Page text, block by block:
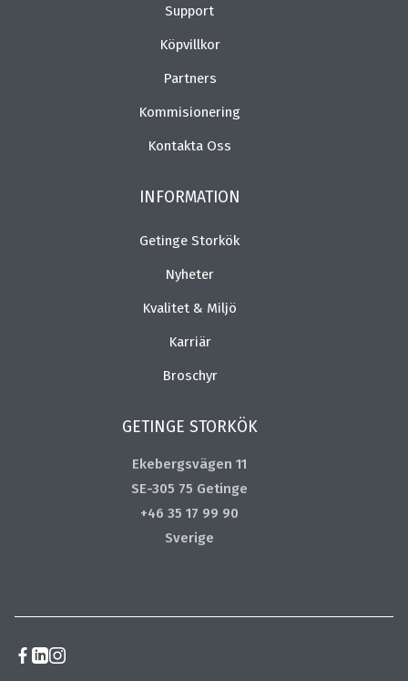
Support
Köpvillkor
Partners
Kommisionering
Kontakta Oss
INFORMATION
Getinge Storkök
Nyheter
Kvalitet & Miljö
Karriär
Broschyr
GETINGE STORKÖK
Ekebergsvägen 11
SE-305 75 Getinge
+46 35 17 99 90
Sverige